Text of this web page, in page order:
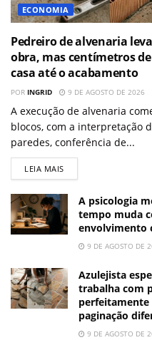
ECONOMIA
Pedreiro de alvenaria
obra, mas centímetros
casa até o acabamento
POR INGRID 9 DE AGOSTO DE 2026
A execução de alvenaria
blocos, com a interpretação
paredes, conferência de...
LEIA MAIS
A psicologia
tempo muda
envolvimento
9 DE AGOSTO DE
Azulejista
trabalha com
perfeitamente
paginação
9 DE AGOSTO DE